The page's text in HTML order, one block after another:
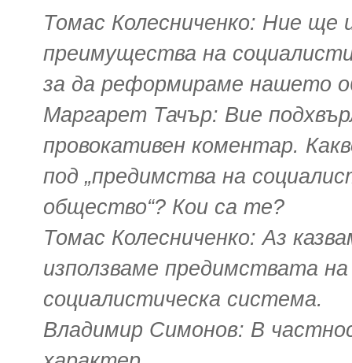
Томас Колесниченко: Ние ще
преимущества на
за да реформираме нашето
Маргарет Тачър: Вие
провокативен коментар.
под „предимства на
общество“? Кои са те?
Томас Колесниченко: Аз
използваме предимствата
социалистическа система.
Владимир Симонов: В